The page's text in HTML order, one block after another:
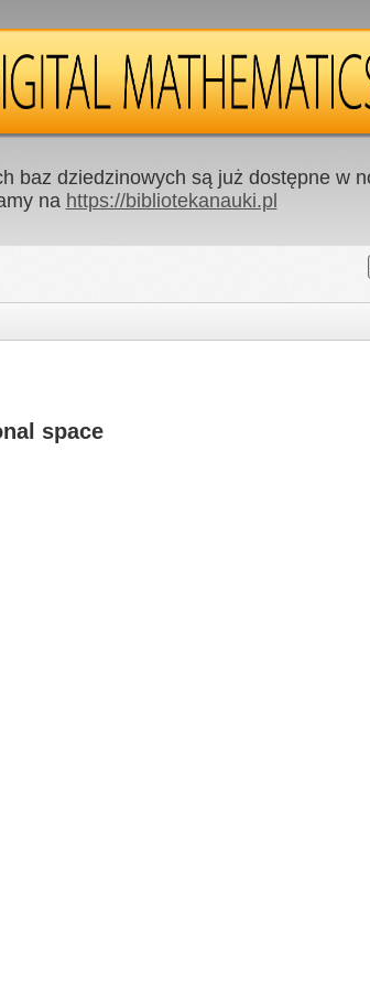
baz dziedzinowych są już dostępne w
na https://bibliotekanauki.pl
space